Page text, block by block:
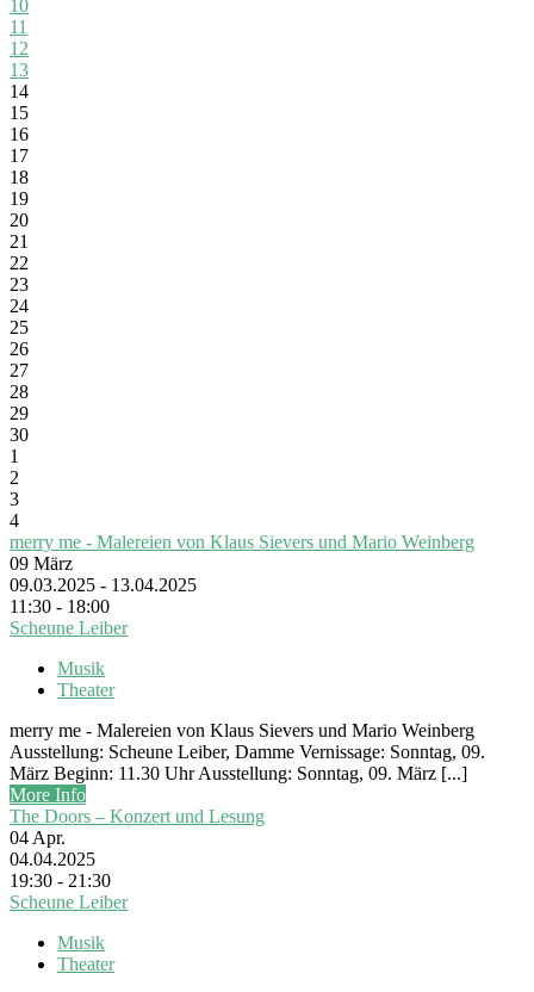
10
11
12
13
14
15
16
17
18
19
20
21
22
23
24
25
26
27
28
29
30
1
2
3
4
merry me - Malereien von Klaus Sievers und Mario Weinberg
09 März
09.03.2025 - 13.04.2025
11:30 - 18:00
Scheune Leiber
Musik
Theater
merry me - Malereien von Klaus Sievers und Mario Weinberg
Ausstellung: Scheune Leiber, Damme Vernissage: Sonntag, 09.
März Beginn: 11.30 Uhr Ausstellung: Sonntag, 09. März [...]
More Info
The Doors – Konzert und Lesung
04 Apr.
04.04.2025
19:30 - 21:30
Scheune Leiber
Musik
Theater